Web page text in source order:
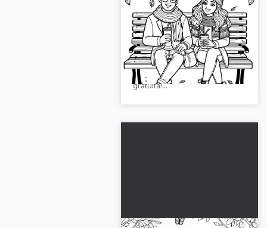
Due amici bevono cacao
su una panchina nel
parco - Pagina da
colorare autunnale
gratuita
Lasciati ispirare da questo
disegno da colorare autunnale
e scarica ora la tua immagine
gratuita!...